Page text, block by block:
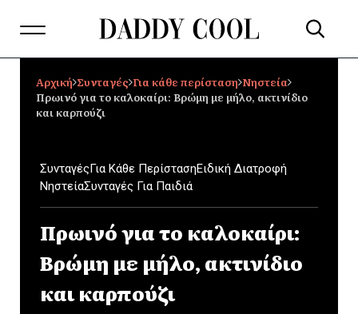
Αρχική Συνταγές Για κάθε περίσταση Νηστεία
Πρωινό για το καλοκαίρι: Βρώμη με μήλο, ακτινίδιο
και καρπούζι
ΣυνταγέςΓια Κάθε ΠερίστασηΕιδική Διατροφή
ΝηστείαΣυνταγές Για Παιδιά
Πρωινό για το καλοκαίρι:
Βρώμη με μήλο, ακτινίδιο
και καρπούζι